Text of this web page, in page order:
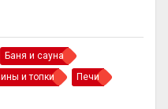
Баня и сауна
и топки
Печи